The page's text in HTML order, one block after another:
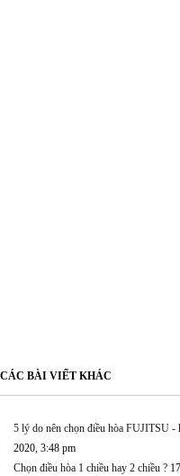
CÁC BÀI VIẾT KHÁC
5 lý do nên chọn điều hòa FUJITSU -
2020, 3:48 pm
Chọn điều hòa 1 chiều hay 2 chiều ?